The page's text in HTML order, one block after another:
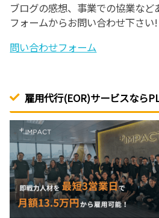
ブログの感想、事業での協業な
フォームからお問い合わせ下さい!
問い合わせフォーム
雇用代行(EOR)サービスなら